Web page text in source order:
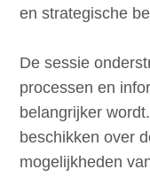
en strategische
De sessie
processen en
belangrijker
beschikken over
mogelijkheden